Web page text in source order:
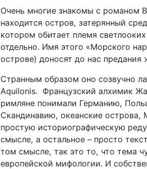
Очень многие знакомы с романом
находится остров, затерянный
котором обитает племя
отдельно. Имя этого «Морского
острове) доносят до нас предания
Странным образом оно созвучно
Aquilonis. Французский алхимик
римляне понимали Германию,
Скандинавию, океанские
простую историографическую
смысле, а остальное – просто
том смысле, так это то, что тема
европейской мифологии. И